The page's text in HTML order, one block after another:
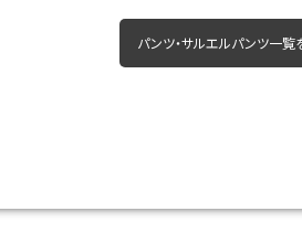
パンツ・サルエルパンツ一